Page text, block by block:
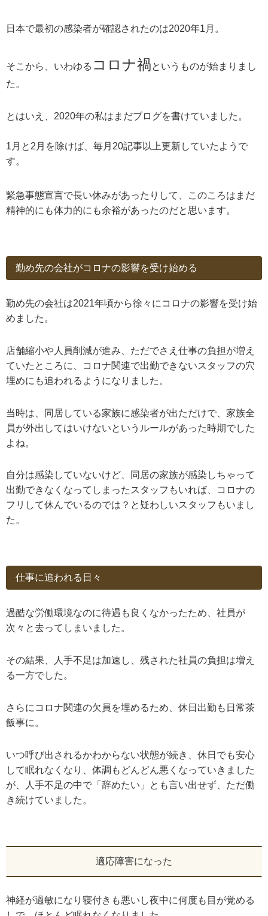
日本で最初の感染者が確認されたのは2020年1月。
そこから、いわゆる コロナ禍というものが始まりまし
た。
とはいえ、2020年の私はまだブログを書けていました。
1月と2月を除けば、毎月20記事以上更新していたようで
す。
緊急事態宣言で長い休みがあったりして、このころはまだ
精神的にも体力的にも余裕があったのだと思います。
勤め先の会社がコロナの影響を受け始める
勤め先の会社は2021年頃から徐々にコロナの影響を受け始
めました。
店舗縮小や人員削減が進み、ただでさえ仕事の負担が増え
ていたところに、コロナ関連で出勤できないスタッフの穴
埋めにも追われるようになりました。
当時は、同居している家族に感染者が出ただけで、家族全
員が外出してはいけないというルールがあった時期でした
よね。
自分は感染していないけど、同居の家族が感染しちゃって
出勤できなくなってしまったスタッフもいれば、コロナの
フリして休んでいるのでは？と疑わしいスタッフもいまし
た。
仕事に追われる日々
過酷な労働環境なのに待遇も良くなかったため、社員が
次々と去ってしまいました。
その結果、人手不足は加速し、残された社員の負担は増え
る一方でした。
さらにコロナ関連の欠員を埋めるため、休日出勤も日常茶
飯事に。
いつ呼び出されるかわからない状態が続き、休日でも安心
して眠れなくなり、体調もどんどん悪くなっていきました
が、人手不足の中で「辞めたい」とも言い出せず、ただ働
き続けていました。
適応障害になった
神経が過敏になり寝付きも悪いし夜中に何度も目が覚める